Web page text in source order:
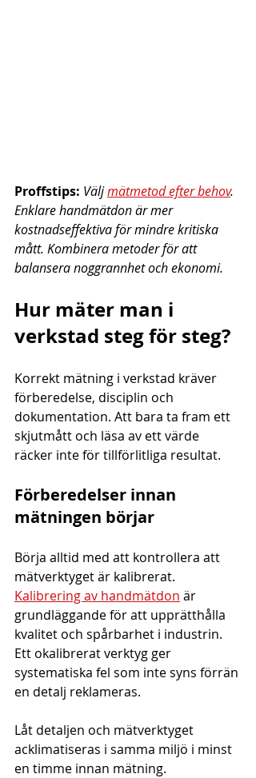
Proffstips: Välj mätmetod efter behov.
Enklare handmätdon är mer
kostnadseffektiva för mindre kritiska
mått. Kombinera metoder för att
balansera noggrannhet och ekonomi.
Hur mäter man i
verkstad steg för steg?
Korrekt mätning i verkstad kräver
förberedelse, disciplin och
dokumentation. Att bara ta fram ett
skjutmått och läsa av ett värde
räcker inte för tillförlitliga resultat.
Förberedelser innan
mätningen börjar
Börja alltid med att kontrollera att
mätverktyget är kalibrerat.
Kalibrering av handmätdon är
grundläggande för att upprätthålla
kvalitet och spårbarhet i industrin.
Ett okalibrerat verktyg ger
systematiska fel som inte syns förrän
en detalj reklameras.
Låt detaljen och mätverktyget
acklimatiseras i samma miljö i minst
en timme innan mätning.